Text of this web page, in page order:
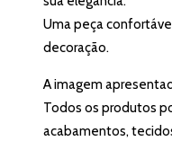
Uma peça
decoração.
A imagem
Todos os produtos
acabamentos,